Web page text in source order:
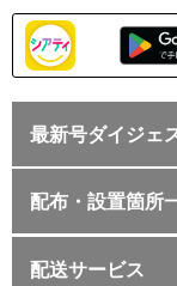
最新号ダイジェ
配布・設置箇所
配送サービス